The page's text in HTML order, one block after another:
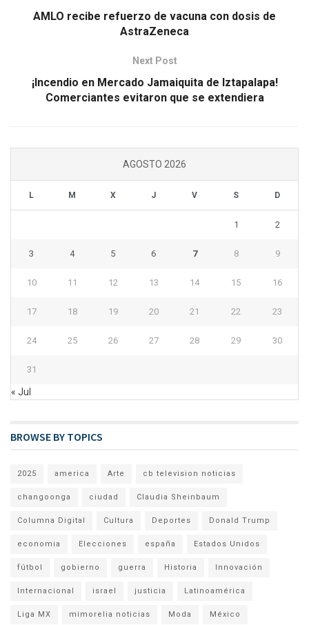
AMLO recibe refuerzo de vacuna con dosis de
AstraZeneca
Next Post
¡Incendio en Mercado Jamaiquita de Iztapalapa!
Comerciantes evitaron que se extendiera
AGOSTO 2026
L M X J V S D
1 2
3 4 5 6 7 8 9
10 11 12 13 14 15 16
17 18 19 20 21 22 23
24 25 26 27 28 29 30
31
« Jul
BROWSE BY TOPICS
2025 america Arte cb television noticias
changoonga ciudad Claudia Sheinbaum
Columna Digital Cultura Deportes Donald Trump
economia Elecciones españa Estados Unidos
fútbol gobierno guerra Historia Innovación
Internacional israel justicia Latinoamérica
Liga MX mimorelia noticias Moda México